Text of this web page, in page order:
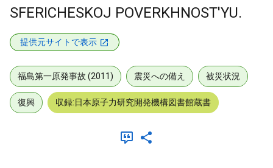
SFERICHESKOJ POVERKHNOST'YU.
提供元サイトで表示
福島第一原発事故 (2011) 震災への備え 被災状況
復興 収録:日本原子力研究開発機構図書館蔵書